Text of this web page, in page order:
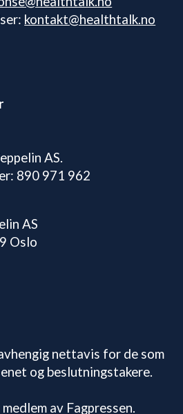
kontakt@healthtalk.no
AS.
890 971 962
AS
Oslo
nettavis for de som
og beslutningstakere.
av Fagpressen.